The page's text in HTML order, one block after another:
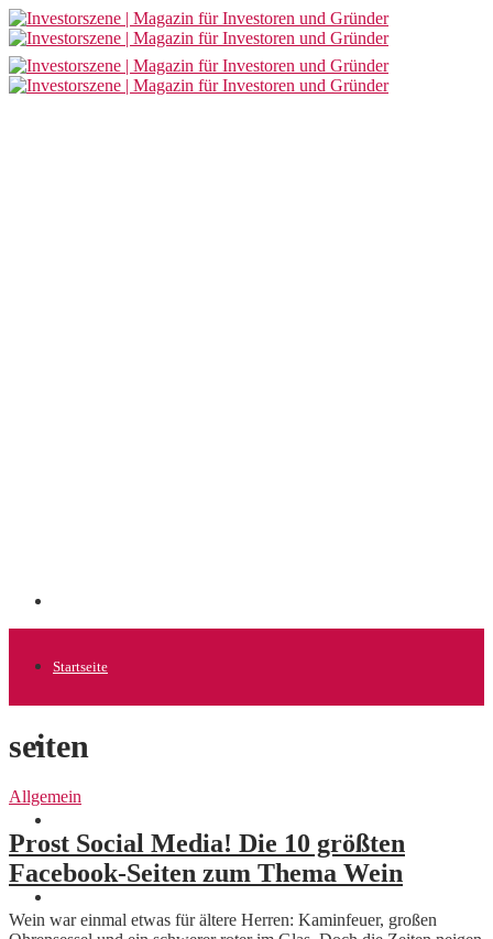
Startseite
Allgemein
seiten
Allgemein
Prost Social Media! Die 10 größten
Facebook-Seiten zum Thema Wein
Wein war einmal etwas für ältere Herren: Kaminfeuer, großen